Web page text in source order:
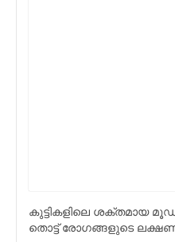
കുട്ടികളിലെ ശക്തമായ
തൊട്ട് രോഗങ്ങളുടെ